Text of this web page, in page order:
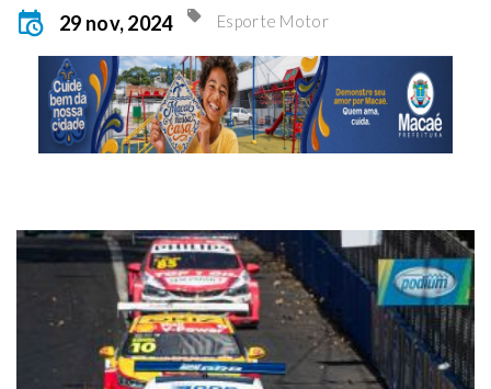
29 nov, 2024 Esporte Motor